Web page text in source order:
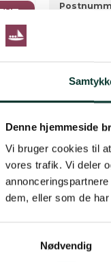
Denne hjemmeside
Vi bruger cookies til
vores trafik. Vi deler
dem, eller som de
Nødvendig
Dine
varer og du
logget ind.